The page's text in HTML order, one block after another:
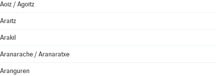
Aoiz / Agoitz
Araitz
Arakil
Aranarache / Aranaratxe
Aranguren